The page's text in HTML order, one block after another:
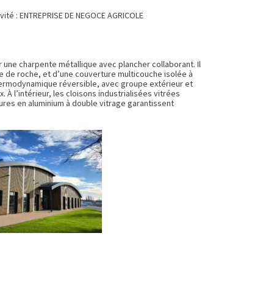
: ENTREPRISE DE NEGOCE AGRICOLE
charpente métallique avec plancher collaborant. Il
de roche, et d’une couverture multicouche isolée à
réversible, avec groupe extérieur et
l’intérieur, les cloisons industrialisées vitrées
en aluminium à double vitrage garantissent